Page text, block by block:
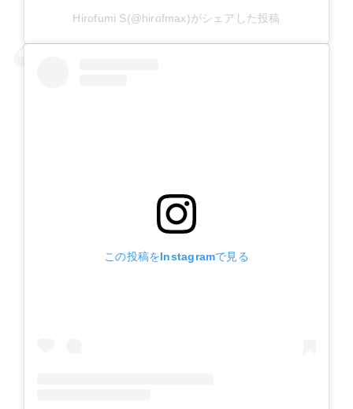
Hirofumi S(@hirofmax)がシェアした投稿
この投稿をInstagramで見る